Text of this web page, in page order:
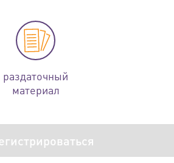
раздаточный
материал